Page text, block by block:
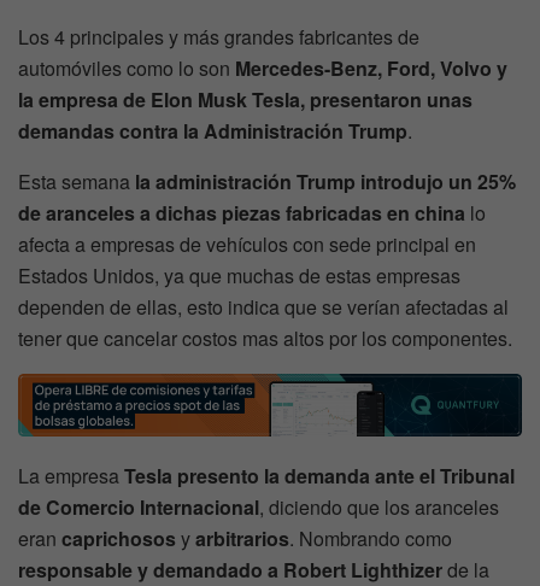
Los 4 principales y más grandes fabricantes de
automóviles como lo son Mercedes-Benz, Ford, Volvo y
la empresa de Elon Musk Tesla, presentaron unas
demandas contra la Administración Trump.
Esta semana la administración Trump introdujo un 25%
de aranceles a dichas piezas fabricadas en china lo
afecta a empresas de vehículos con sede principal en
Estados Unidos, ya que muchas de estas empresas
dependen de ellas, esto indica que se verían afectadas al
tener que cancelar costos mas altos por los componentes.
La empresaTesla presento la demanda ante el Tribunal
de Comercio Internacional, diciendo que los aranceles
eran caprichosos yarbitrarios. Nombrando como
responsable y demandado a Robert Lighthizerde la